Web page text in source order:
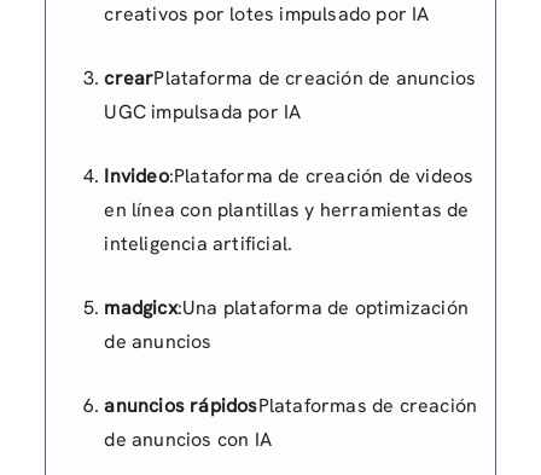
creativos por lotes impulsado por IA
crearPlataforma de creación de anuncios
UGC impulsada por IA
Invideo:Plataforma de creación de videos
en línea con plantillas y herramientas de
inteligencia artificial.
madgicx:Una plataforma de optimización
de anuncios
anuncios rápidosPlataformas de creación
de anuncios con IA